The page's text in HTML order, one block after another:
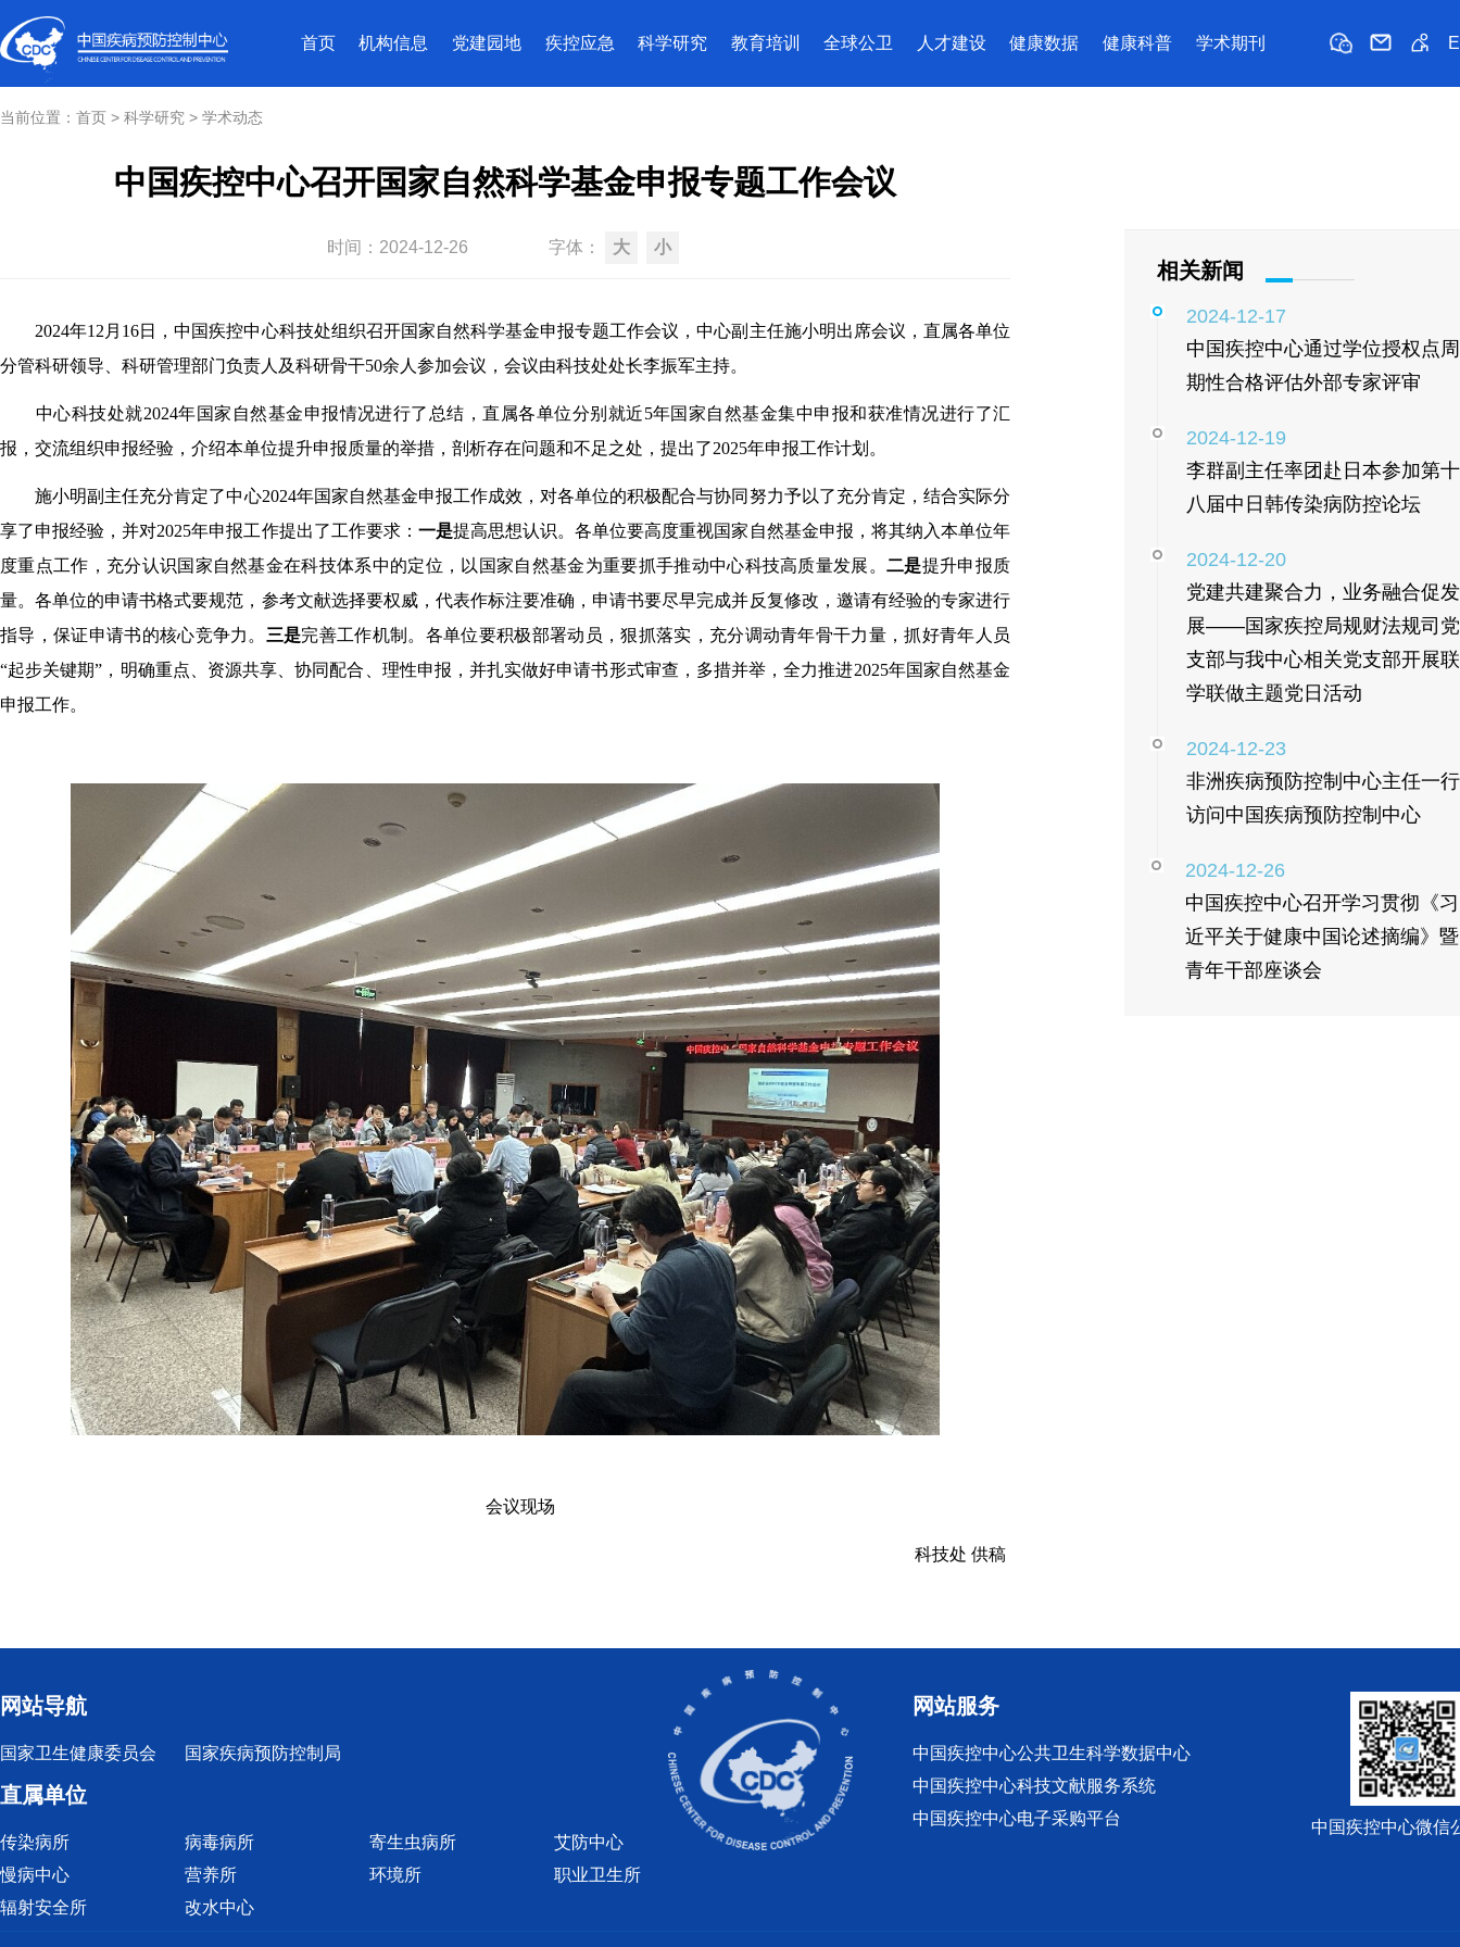
首页 机构信息 党建园地 疾控应急 科学研究 教育培训 全球公卫 人才建设 健康数据 健康科普 学术期刊
当前位置： 首页 > 科学研究 > 学术动态
中国疾控中心召开国家自然科学基金申报专题工作会议
时间： 2024-12-26 字体： 大 小
2024年12月16日，中国疾控中心科技处组织召开国家自然科学基金申报专题工作会议，中心副主任施小明出席会议，直属各单位
分管科研领导、科研管理部门负责人及科研骨干50余人参加会议，会议由科技处处长李振军主持。
中心科技处就2024年国家自然基金申报情况进行了总结，直属各单位分别就近5年国家自然基金集中申报和获准情况进行了汇
报，交流组织申报经验，介绍本单位提升申报质量的举措，剖析存在问题和不足之处，提出了2025年申报工作计划。
施小明副主任充分肯定了中心2024年国家自然基金申报工作成效， 对各单位的积极配合与协同努力予以了充分肯定，结合实际分
享了申报经验，并对2025年申报工作提出了工作要求： 一是提高思想认识。各单位要高度重视国家自然基金申报，将其纳入本单位年
度重点工作，充分认识国家自然基金在科技体系中的定位，以国家自然基金为重要抓手推动中心科技高质量发展。二是提升申报质
量。各单位的申请书格式要规范，参考文献选择要权威，代表作标注要准确，申请书要尽早完成并反复修改，邀请有经验的专家进行
指导，保证申请书的核心竞争力。 三是完善工作机制。各单位要积极部署动员，狠抓落实，充分调动青年骨干力量，抓好青年人员
“起步关键期”，明确重点、资源共享、协同配合、理性申报，并扎实做好申请书形式审查，多措并举，全力推进2025年国家自然基金
申报工作。
会议现场
科技处 供稿
相关新闻
2024-12-17
中国疾控中心通过学位授权点周
期性合格评估外部专家评审
2024-12-19
李群副主任率团赴日本参加第十
八届中日韩传染病防控论坛
2024-12-20
党建共建聚合力，业务融合促发
展——国家疾控局规财法规司党
支部与我中心相关党支部开展联
学联做主题党日活动
2024-12-23
非洲疾病预防控制中心主任一行
访问中国疾病预防控制中心
2024-12-26
中国疾控中心召开学习贯彻《习
近平关于健康中国论述摘编》暨
青年干部座谈会
网站导航
国家卫生健康委员会 国家疾病预防控制局
直属单位
传染病所 病毒病所 寄生虫病所
艾防中心
慢病中心
营养所 环境所
职业卫生所
辐射安全所
改水中心
网站服务
中国疾控中心公共卫生科学数据中心
中国疾控中心科技文献服务系统
中国疾控中心电子采购平台
中国疾控中心微信